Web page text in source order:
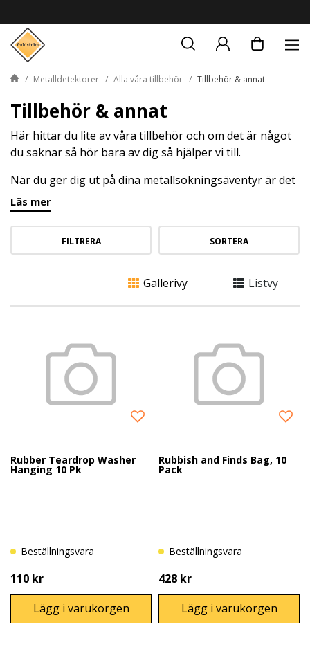
Metalldetektorer Alla våra tillbehör Tillbehör & annat
Tillbehör & annat
Här hittar du lite av våra tillbehör och om det är något
du saknar så hör bara av dig så hjälper vi till.
När du ger dig ut på dina metallsökningsäventyr är det
ofta de små detaljerna som kan göra stor skillnad. Vårt
utbud av tillbehör för metallsökning är framtaget för
att optimera din utrustning och ge dig det som behövs
för att lyckas i fält.
Läs mer
FILTRERA SORTERA
Gallerivy Listvy
Rubber Teardrop Washer
Hanging 10 Pk
Beställningsvara
110 kr
Lägg i varukorgen
Rubbish and Finds Bag, 10
Pack
Beställningsvara
428 kr
Lägg i varukorgen